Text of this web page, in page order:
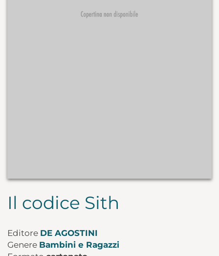
Il codice Sith
Editore DE AGOSTINI
Genere Bambini e Ragazzi